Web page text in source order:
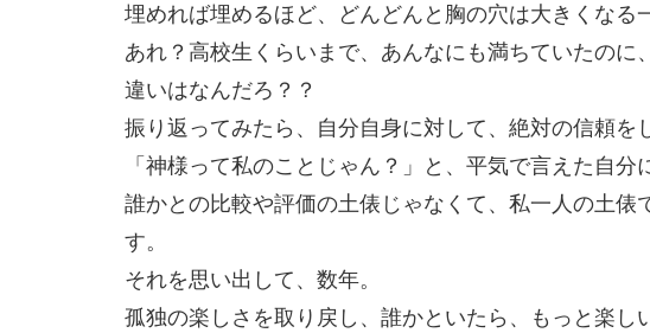
埋めれば埋めるほど、どんどんと胸の穴は大きくなる
あれ？高校生くらいまで、あんなにも満ちていたのに、
違いはなんだろ？？
振り返ってみたら、自分自身に対して、絶対の信頼を
「神様って私のことじゃん？」と、平気で言えた自分
誰かとの比較や評価の土俵じゃなくて、私一人の土俵
す。
それを思い出して、数年。
孤独の楽しさを取り戻し、誰かといたら、もっと楽し